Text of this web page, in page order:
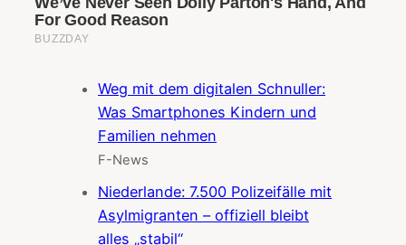
Weg mit dem digitalen Schnuller:
Was Smartphones Kindern und
Familien nehmen
F-News
Niederlande: 7.500 Polizeifälle mit
Asylmigranten – offiziell bleibt
alles „stabil“